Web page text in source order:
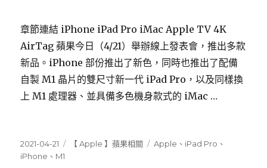
章節連結 iPhone iPad Pro iMac Apple TV 4K
AirTag 蘋果今日（4/21）舉辦線上發表會，推出多款
新品。iPhone 部份推出了新色，同時也推出了配備
自製 M1 晶片的雙尺寸新一代 iPad Pro，以及同樣換
上 M1 處理器、並具備多色機身款式的 iMac …
發
佈
2021-04-21
分【 Apple 】蘋果相關
標
Apple 、 iPad Pro 、
iPhone 、 M1